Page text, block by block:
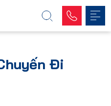
Đi